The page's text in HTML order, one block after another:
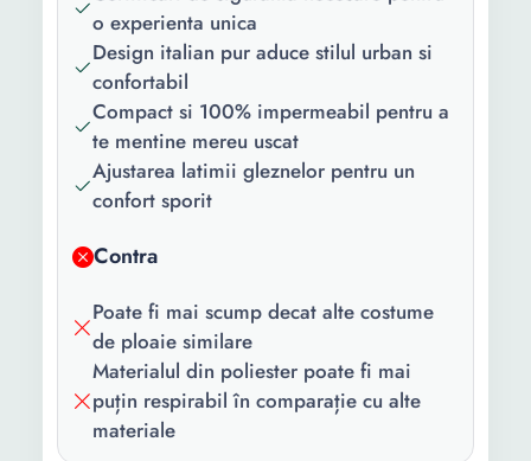
o experienta unica
Design italian pur aduce stilul urban si
confortabil
Compact si 100% impermeabil pentru a
te mentine mereu uscat
Ajustarea latimii gleznelor pentru un
confort sporit
Contra
Poate fi mai scump decat alte costume
de ploaie similare
Materialul din poliester poate fi mai
puțin respirabil în comparație cu alte
materiale